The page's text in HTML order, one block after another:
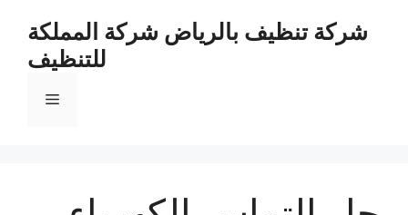
شركة تنظيف بالرياض شركة المملكة
للتنظيف
القائمة